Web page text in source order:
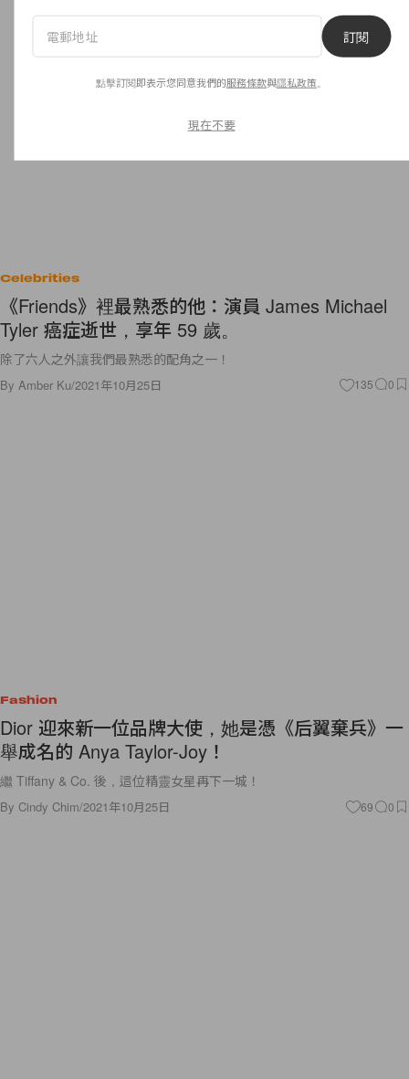
Celebrities
《Friends》裡最熟悉的他：演員 James Michael
Tyler 癌症逝世，享年 59 歲。
除了六人之外讓我們最熟悉的配角之一！
By Amber Ku/2021年10月25日 135 0
Fashion
Dior 迎來新一位品牌大使，她是憑《后翼棄兵》一
舉成名的 Anya Taylor-Joy！
繼 Tiffany & Co. 後，這位精靈女星再下一城！
By Cindy Chim/2021年10月25日 69 0
訂閱
點擊訂閱即表示您同意我們的服務條款與隱私政策
現在不要